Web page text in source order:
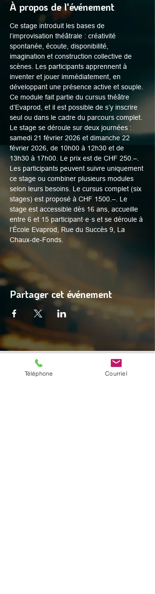
À propos de l'événement
Ce stage introduit les bases de
l’improvisation théâtrale : créativité
spontanée, écoute, disponibilité,
imagination et construction collective de
scènes. Les participants apprennent à
inventer et jouer immédiatement, en
développant une présence active et souple.
Ce module fait partie du cursus théâtre
d’Evaprod, et il est possible de s’y inscrire
seul ou dans le cadre du parcours complet.
Le stage se déroule sur deux journées :
samedi 21 février 2026 et dimanche 22
février 2026, de 10h00 à 12h30 et de
13h30 à 17h00. Le prix est de CHF 250.–.
Les participants peuvent suivre uniquement
ce stage ou combiner plusieurs modules
selon leurs besoins. Le cursus complet (six
stages) est proposé à CHF 1500.–. Le
stage est accessible dès 16 ans, accueille
entre 6 et 15 participant·e·s et se déroule à
l’École Evaprod, Rue du Succès 9, La
Chaux-de-Fonds.
Partager cet événement
© 2025 par Digital Facets
Téléphone Courriel